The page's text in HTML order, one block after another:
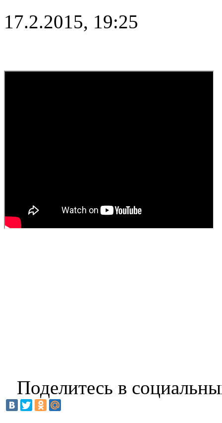
17.2.2015, 19:25
Поделитесь в